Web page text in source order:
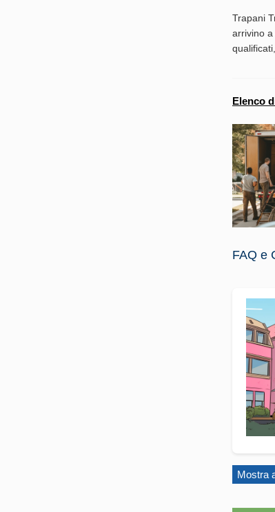
Trapani
arrivino
Elenco
FAQ e
Mostra